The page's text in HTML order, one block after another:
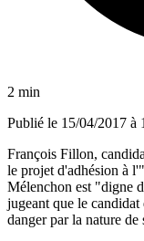
2 min
Publié le 15/04/2017 à
François Fillon,
le projet d'adhésion à
Mélenchon est "digne
jugeant que le
danger par la nature de